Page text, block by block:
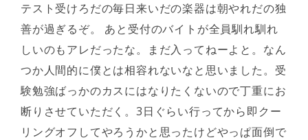
テスト受けろだの毎日来いだの楽器は朝やれだの独
善が過ぎるぞ。 あと受付のバイトが全員馴れ馴れ
しいのもアレだったな。まだ入ってねーよと。なん
つか人間的に僕とは相容れないなと思いました。受
験勉強ばっかのカスにはなりたくないので丁重にお
断りさせていただく。3日ぐらい行ってから即クー
リングオフしてやろうかと思ったけどやっぱ面倒で